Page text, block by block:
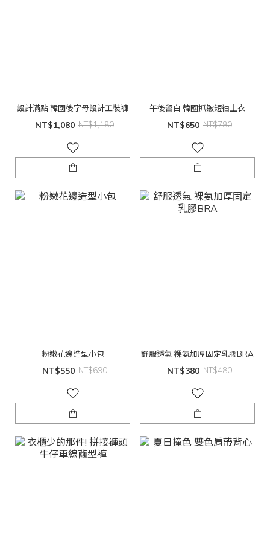
設計滿點 韓國後字母設計工裝褲
NT$1,080 NT$1,180
午後留白 韓國抓皺短袖上衣
NT$650 NT$780
粉嫩花邊造型小包
NT$550 NT$690
舒服透氣 裸氨加厚固定乳膠BRA
NT$380 NT$480